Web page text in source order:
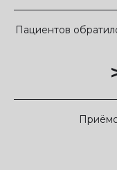
Пациентов